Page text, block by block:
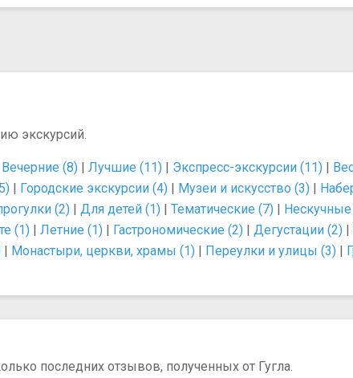
экскурсий.
Вечерние (8) Лучшие (11) Экспресс-экскурсии (11)
Городские экскурсии (4) Музеи и искусство (3)
(2) Для детей (1) Тематические (7)
(1) Летние (1) Гастрономические (2) Дегустации (2)
Монастыри, церкви, храмы (1) Переулки и улицы (3)
последних отзывов, полученных от Гугла.